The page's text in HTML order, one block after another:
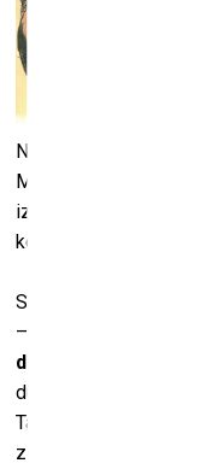
No 28. oktobra līdz
Marka Rotko
izstādes, kas iezīmē
kopīgās norises
Savdabīgs ir
– retrospektīva
dumpinieks Koļa
dumpinieciskā
Tajās vērojama
zināšanas par